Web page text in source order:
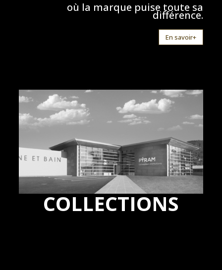
où la marque puise toute sa
différence.
En savoir+
COLLECTIONS